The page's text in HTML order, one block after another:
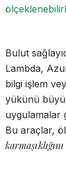
Bulut
Lambda,
bilgi işlem
yükünü
uygulamalar
Bu araçlar,
karmaşıklığını